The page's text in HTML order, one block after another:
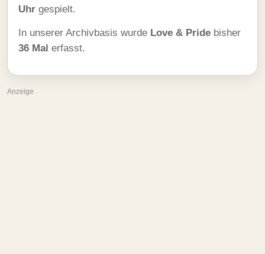
Uhr gespielt.
In unserer Archivbasis wurde Love & Pride bisher
36 Mal erfasst.
Anzeige